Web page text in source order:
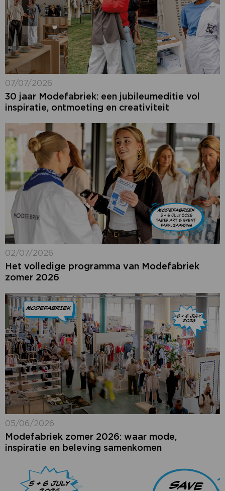
07/07/2026
30 jaar Modefabriek: een jubileumeditie vol
inspiratie, ontmoeting en creativiteit
02/07/2026
Het volledige programma van Modefabriek
zomer 2026
05/06/2026
Modefabriek zomer 2026: waar mode,
inspiratie en beleving samenkomen